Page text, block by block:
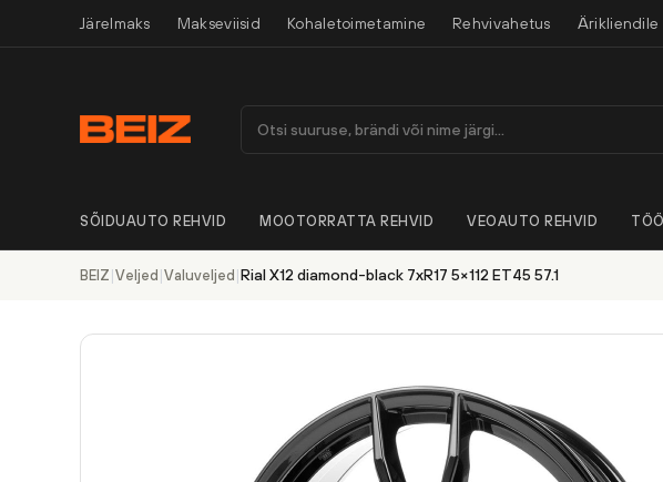
Järelmaks Makseviisid Kohaletoimetamine Rehvivahetus Ärikliendile
SÕIDUAUTO REHVID MOOTORRATTA REHVID VEOAUTO REHVID
BEIZ |Veljed |Valuveljed |Rial X12 diamond-black 7xR17 5×112 ET45 57.1